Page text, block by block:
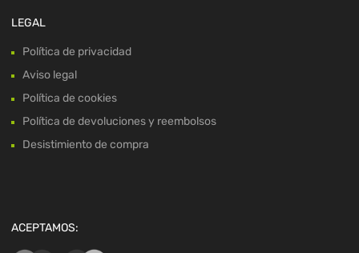
LEGAL
Política de privacidad
Aviso legal
Política de cookies
Política de devoluciones y reembolsos
Desistimiento de compra
ACEPTAMOS: